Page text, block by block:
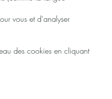
vous et d'analyser
des cookies en cliquant